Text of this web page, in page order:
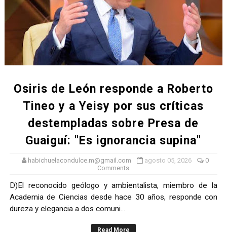
Osiris de León responde a Roberto
Tineo y a Yeisy por sus críticas
destempladas sobre Presa de
Guaiguí: "Es ignorancia supina"
habichuelacondulce.m@gmail.com agosto 05, 2026
0
Comments
D)El reconocido geólogo y ambientalista, miembro de la
Academia de Ciencias desde hace 30 años, responde con
dureza y elegancia a dos comuni...
Read More